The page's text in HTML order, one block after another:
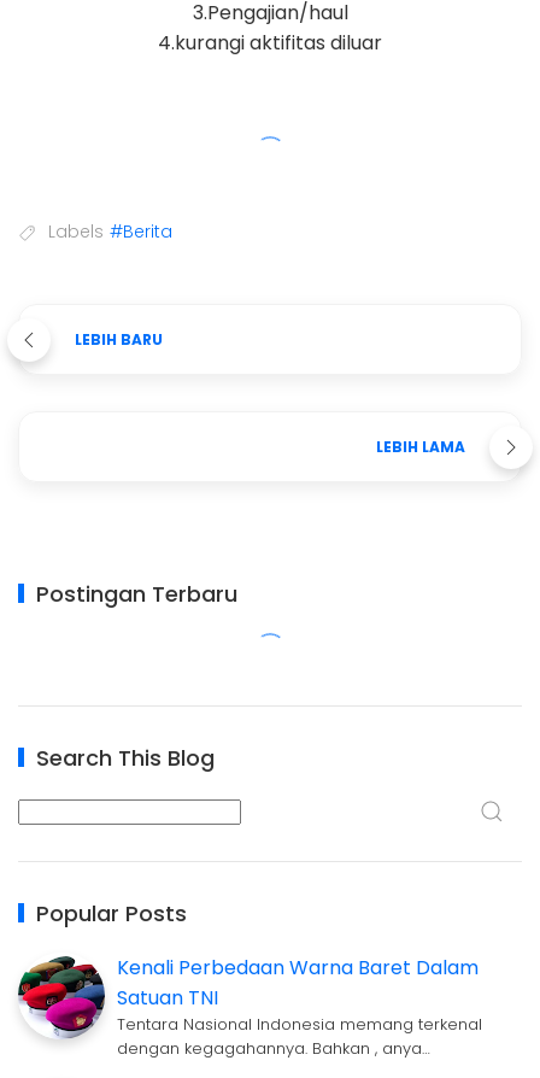
3.Pengajian/haul
4.kurangi aktifitas diluar
Labels #Berita
LEBIH BARU
LEBIH LAMA
Postingan Terbaru
Search This Blog
Popular Posts
Kenali Perbedaan Warna Baret Dalam
Satuan TNI
Tentara Nasional Indonesia memang terkenal
dengan kegagahannya. Bahkan , anya…